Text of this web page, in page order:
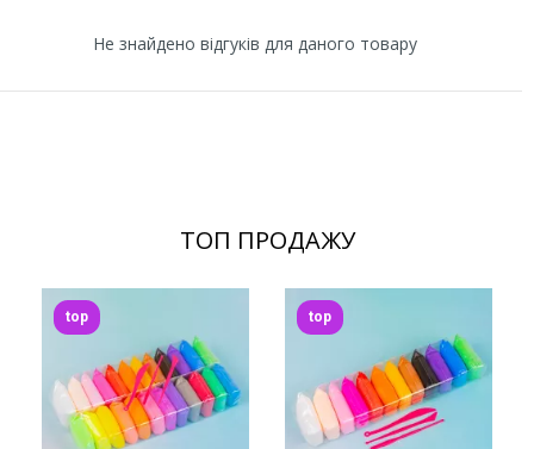
Не знайдено відгуків для даного товару
ТОП ПРОДАЖУ
top top